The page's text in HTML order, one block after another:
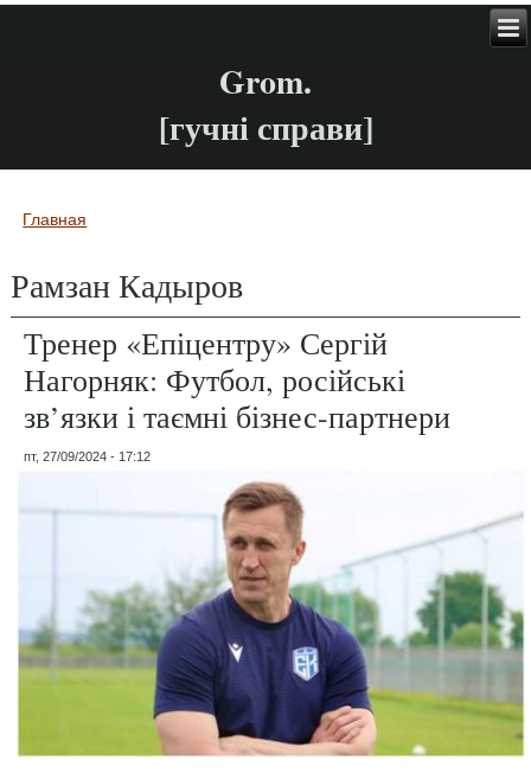
Grom.
[гучні справи]
Вы здесь
Главная
Рамзан Кадыров
Тренер «Епіцентру» Сергій
Нагорняк: Футбол, російські
зв’язки і таємні бізнес-партнери
пт, 27/09/2024 - 17:12